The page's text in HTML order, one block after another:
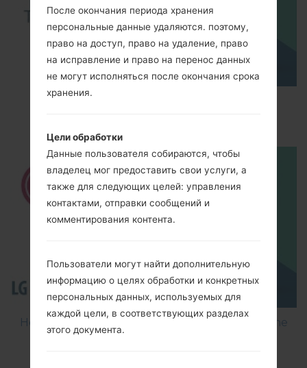
How to Factory Reset through menu on LG
How to Flash Stock Firmware on LG Smartphone
using LG Flash Tool 2014?
После окончания периода хранения
персональные данные удаляются. поэтому,
право на доступ, право на удаление, право
на исправление и право на перенос данных
не могут исполняться после окончания срока
хранения.
Цели обработки
Данные пользователя собираются, чтобы
владелец мог предоставить свои услуги, а
также для следующих целей: управления
контактами, отправки сообщений и
комментирования контента.
Пользователи могут найти дополнительную
информацию о целях обработки и конкретных
персональных данных, используемых для
каждой цели, в соответствующих разделах
этого документа.